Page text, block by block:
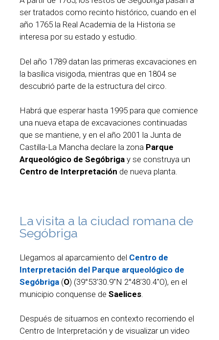
ser tratados como recinto histórico, cuando en el
año 1765 la Real Academia de la Historia se
interesa por su estado y estudio.
Del año 1789 datan las primeras excavaciones en
la basílica visigoda, mientras que en 1804 se
descubrió parte de la estructura del circo.
Habrá que esperar hasta 1995 para que comience
una nueva etapa de excavaciones continuadas
que se mantiene, y en el año 2001 la Junta de
Castilla-La Mancha declare la zona Parque
Arqueológico de Segóbriga y se construya un
Centro de Interpretación de nueva planta.
La visita a la ciudad romana de
Segóbriga
Llegamos al aparcamiento del Centro de
Interpretación del Parque arqueológico de
Segóbriga (O) (39°53’30.9″N 2°48’30.4″O), en el
municipio conquense de Saelices
Después de situarnos en contexto recorriendo el
Centro de Interpretación y de visualizar un video